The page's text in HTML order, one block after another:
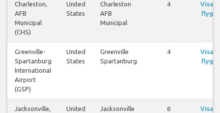
Charleston,
AFB
Municipal
(CHS)
United
States
Charleston
AFB
Municipal
4
Visa
flyg
Greenville-
Spartanburg
International
Airport
(GSP)
United
States
Greenville
Spartanburg
4
Visa
flyg
Jacksonville,
United
Jacksonville 6
Visa